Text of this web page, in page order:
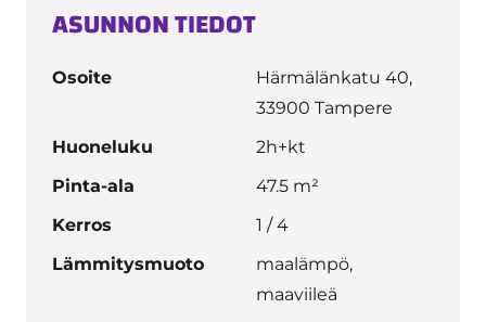
ASUNNON TIEDOT
Osoite
Härmälänkatu 40,
33900 Tampere
Huoneluku
2h+kt
Pinta-ala
47.5 m²
Kerros
1 / 4
Lämmitysmuoto
maalämpö,
maaviileä